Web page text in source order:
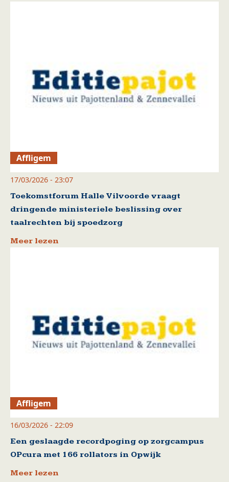
Affligem
17/03/2026 - 23:07
Toekomstforum Halle Vilvoorde vraagt
dringende ministeriele beslissing over
taalrechten bij spoedzorg
Meer lezen
Affligem
16/03/2026 - 22:09
Een geslaagde recordpoging op zorgcampus
OPcura met 166 rollators in Opwijk
Meer lezen